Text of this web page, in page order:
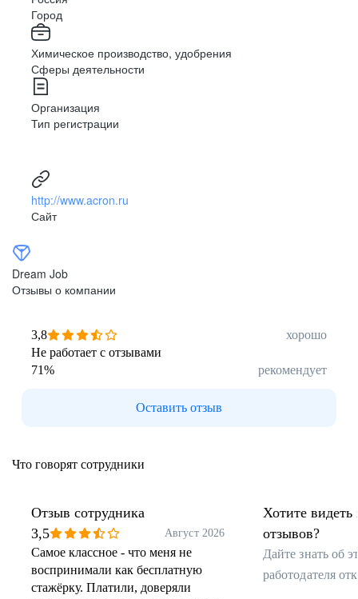
Город
Химическое производство, удобрения
Сферы деятельности
Организация
Тип регистрации
http://www.acron.ru
Сайт
Dream Job
Отзывы о компании
3,8
хорошо
Не работает с отзывами
71% рекомендует
Оставить отзыв
Что говорят сотрудники
Отзыв сотрудника
3,5
Август 2026
Самое классное - что меня не
воспринимали как бесплатную
стажёрку. Платили, доверяли
Хотите видеть
отзывов?
Дайте знать об
работодателя